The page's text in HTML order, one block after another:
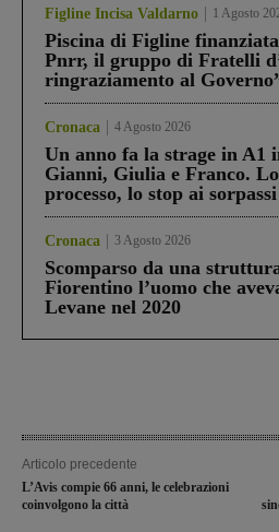
Figline Incisa Valdarno 1 Agosto
Piscina di Figline
Pnrr, il gruppo di Fratelli
ringraziamento al
Cronaca 4 Agosto 2026
Un anno fa la strage in A1
Gianni, Giulia e Franco.
processo, lo stop ai
Cronaca 3 Agosto 2026
Scomparso da una
Fiorentino l’uomo che
Levane nel 2020
Articolo precedente
L’Avis compie 66 anni, le celebrazioni
coinvolgono la città